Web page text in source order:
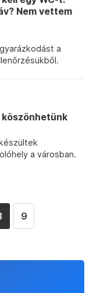
Nem vettem
a
köszönhetünk
a városban.
9